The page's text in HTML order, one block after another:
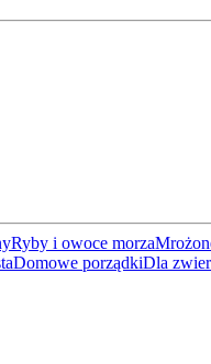
Ryby i owoce morza
Domowe porządkiDla